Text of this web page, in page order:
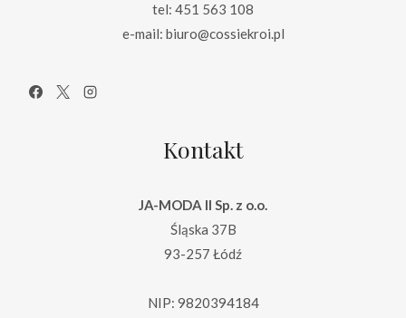
tel: 451 563 108
e-mail: biuro@cossiekroi.pl
Kontakt
JA-MODA II Sp. z o.o.
Śląska 37B
93-257 Łódź
NIP: 9820394184